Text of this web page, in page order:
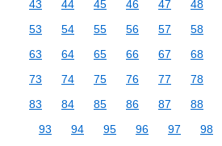
43
44 45 46 47 48
53
54 55 56 57 58
63
64 65 66 67 68
73
74 75 76 77 78
83
84 85 86 87 88
93
94 95 96 97 98